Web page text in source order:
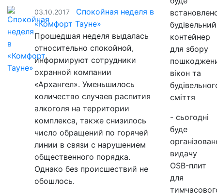
03.10.2017
Спокойная неделя в
«Комфорт Тауне»
Прошедшая неделя выдалась
относительно спокойной,
информируют сотрудники
охранной компании
«Архангел». Уменьшилось
количество случаев распития
алкоголя на территории
комплекса, также снизилось
число обращений по горячей
линии в связи с нарушением
общественного порядка.
Однако без происшествий не
обошлось.
будівельний
контейнер
для збору
вікон та
сміття
- сьогодні
буде
видачу
OSB-плит
для